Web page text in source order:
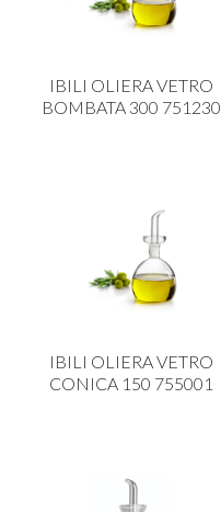
IBILI OLIERA VETRO
BOMBATA 300 751230
IBILI OLIERA VETRO
CONICA 150 755001